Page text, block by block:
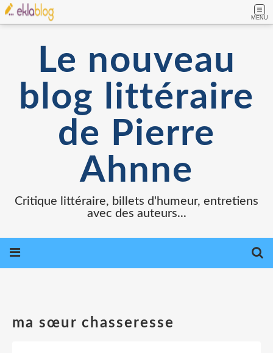
MENU
Le nouveau
blog littéraire
de Pierre
Ahnne
Critique littéraire, billets d'humeur, entretiens
avec des auteurs...
ma sœur chasseresse